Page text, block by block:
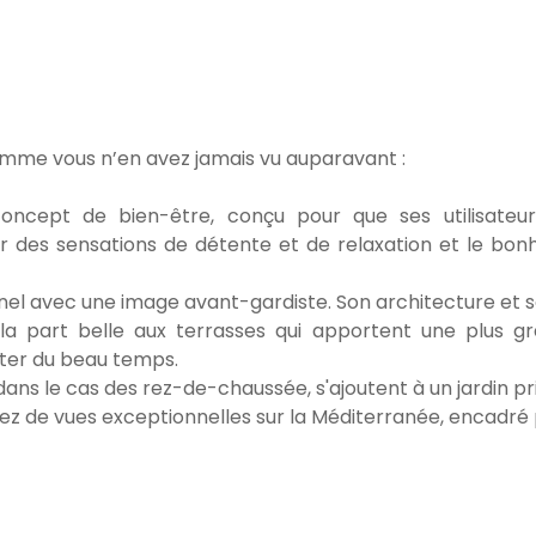
vous n’en avez jamais vu auparavant :
de bien-être, conçu pour que ses
des sensations de détente et de relaxation et le
avec une image avant-gardiste. Son architecture et
part belle aux terrasses qui apportent une plus
du beau temps.
le cas des rez-de-chaussée, s'ajoutent à un jardin
de vues exceptionnelles sur la Méditerranée,